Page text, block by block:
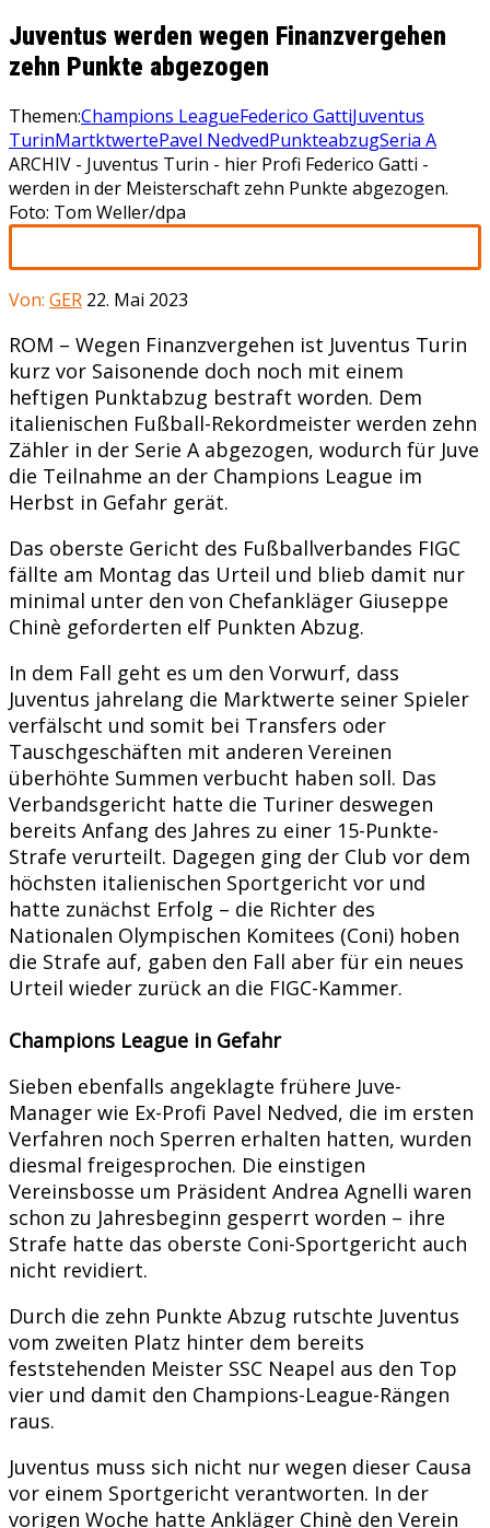
Juventus werden wegen Finanzvergehen
zehn Punkte abgezogen
Themen:Champions LeagueFederico GattiJuventus
TurinMartktwertePavel NedvedPunkteabzugSeria A
ARCHIV - Juventus Turin - hier Profi Federico Gatti -
werden in der Meisterschaft zehn Punkte abgezogen.
Foto: Tom Weller/dpa
Von: GER 22. Mai 2023
ROM – Wegen Finanzvergehen ist Juventus Turin
kurz vor Saisonende doch noch mit einem
heftigen Punktabzug bestraft worden. Dem
italienischen Fußball-Rekordmeister werden zehn
Zähler in der Serie A abgezogen, wodurch für Juve
die Teilnahme an der Champions League im
Herbst in Gefahr gerät.
Das oberste Gericht des Fußballverbandes FIGC
fällte am Montag das Urteil und blieb damit nur
minimal unter den von Chefankläger Giuseppe
Chinè geforderten elf Punkten Abzug.
In dem Fall geht es um den Vorwurf, dass
Juventus jahrelang die Marktwerte seiner Spieler
verfälscht und somit bei Transfers oder
Tauschgeschäften mit anderen Vereinen
überhöhte Summen verbucht haben soll. Das
Verbandsgericht hatte die Turiner deswegen
bereits Anfang des Jahres zu einer 15-Punkte-
Strafe verurteilt. Dagegen ging der Club vor dem
höchsten italienischen Sportgericht vor und
hatte zunächst Erfolg – die Richter des
Nationalen Olympischen Komitees (Coni) hoben
die Strafe auf, gaben den Fall aber für ein neues
Urteil wieder zurück an die FIGC-Kammer.
Champions League in Gefahr
Sieben ebenfalls angeklagte frühere Juve-
Manager wie Ex-Profi Pavel Nedved, die im ersten
Verfahren noch Sperren erhalten hatten, wurden
diesmal freigesprochen. Die einstigen
Vereinsbosse um Präsident Andrea Agnelli waren
schon zu Jahresbeginn gesperrt worden – ihre
Strafe hatte das oberste Coni-Sportgericht auch
nicht revidiert.
Durch die zehn Punkte Abzug rutschte Juventus
vom zweiten Platz hinter dem bereits
feststehenden Meister SSC Neapel aus den Top
vier und damit den Champions-League-Rängen
raus.
Juventus muss sich nicht nur wegen dieser Causa
vor einem Sportgericht verantworten. In der
vorigen Woche hatte Ankläger Chinè den Verein